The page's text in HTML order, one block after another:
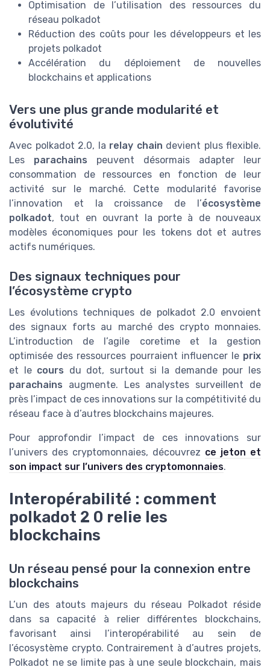
Optimisation de l’utilisation des ressources du
réseau polkadot
Réduction des coûts pour les développeurs et les
projets polkadot
Accélération du déploiement de nouvelles
blockchains et applications
Vers une plus grande modularité et
évolutivité
Avec polkadot 2.0, la relay chain devient plus flexible.
Les parachains peuvent désormais adapter leur
consommation de ressources en fonction de leur
activité sur le marché. Cette modularité favorise
l’innovation et la croissance de l’écosystème
polkadot, tout en ouvrant la porte à de nouveaux
modèles économiques pour les tokens dot et autres
actifs numériques.
Des signaux techniques pour
l’écosystème crypto
Les évolutions techniques de polkadot 2.0 envoient
des signaux forts au marché des crypto monnaies.
L’introduction de l’agile coretime et la gestion
optimisée des ressources pourraient influencer le prix
et le cours du dot, surtout si la demande pour les
parachains augmente. Les analystes surveillent de
près l’impact de ces innovations sur la compétitivité du
réseau face à d’autres blockchains majeures.
Pour approfondir l’impact de ces innovations sur
l’univers des cryptomonnaies, découvrez ce jeton et
son impact sur l’univers des cryptomonnaies.
Interopérabilité : comment
polkadot 2 0 relie les
blockchains
Un réseau pensé pour la connexion entre
blockchains
L’un des atouts majeurs du réseau Polkadot réside
dans sa capacité à relier différentes blockchains,
favorisant ainsi l’interopérabilité au sein de
l’écosystème crypto. Contrairement à d’autres projets,
Polkadot ne se limite pas à une seule blockchain, mais